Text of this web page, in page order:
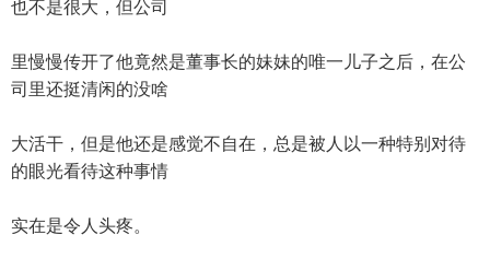
也不是很大，但公司
里慢慢传开了他竟然是董事长的妹妹的唯一儿子之后，在公
司里还挺清闲的没啥
大活干，但是他还是感觉不自在，总是被人以一种特别对待
的眼光看待这种事情
实在是令人头疼。